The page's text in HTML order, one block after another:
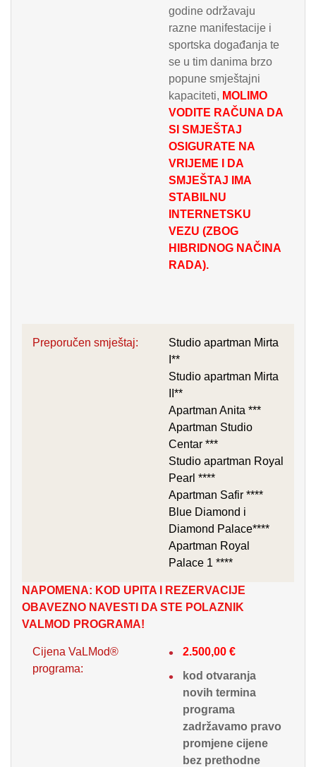
godine održavaju
razne manifestacije i
sportska događanja te
se u tim danima brzo
popune smještajni
kapaciteti, MOLIMO
VODITE RAČUNA DA
SI SMJEŠTAJ
OSIGURATE NA
VRIJEME I DA
SMJEŠTAJ IMA
STABILNU
INTERNETSKU
VEZU (ZBOG
HIBRIDNOG NAČINA
RADA).
Preporučen smještaj:
Studio apartman Mirta
I**
Studio apartman Mirta
II**
Apartman Anita ***
Apartman Studio
Centar ***
Studio apartman Royal
Pearl ****
Apartman Safir ****
Blue Diamond i
Diamond Palace****
Apartman Royal
Palace 1 ****
NAPOMENA: KOD UPITA I REZERVACIJE
OBAVEZNO NAVESTI DA STE POLAZNIK
VALMOD PROGRAMA!
Cijena VaLMod®
programa:
2.500,00 €
kod otvaranja
novih termina
programa
zadržavamo pravo
promjene cijene
bez prethodne